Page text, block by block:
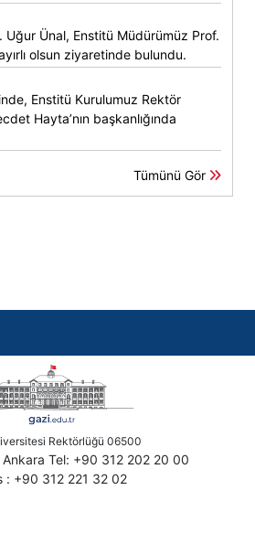
Uğur Ünal, Enstitü Müdürümüz Prof.
olsun ziyaretinde bulundu.
Enstitü Kurulumuz Rektör
Hayta’nın başkanlığında
Tümünü Gör
Rektörlüğü 06500
Tel: +90 312 202 20 00
: +90 312 221 32 02